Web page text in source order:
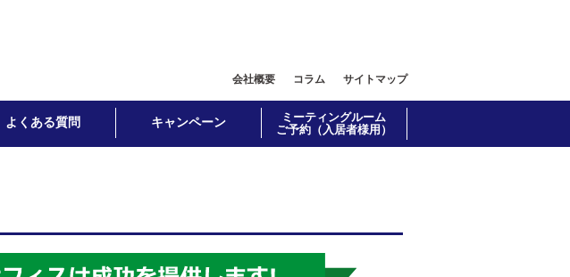
会社概要 コラム サイトマップ
よくある質問 キャンペーン
ミーティングルーム
ご予約（入居者様用）